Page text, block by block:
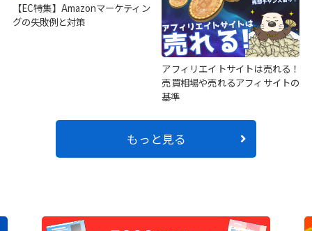
【EC特集】Amazonマーケティン
グの失敗例と対策
アフィリエイトサイトは売れる！
売買相場や売れるアフィサイトの
基準
もっと見る